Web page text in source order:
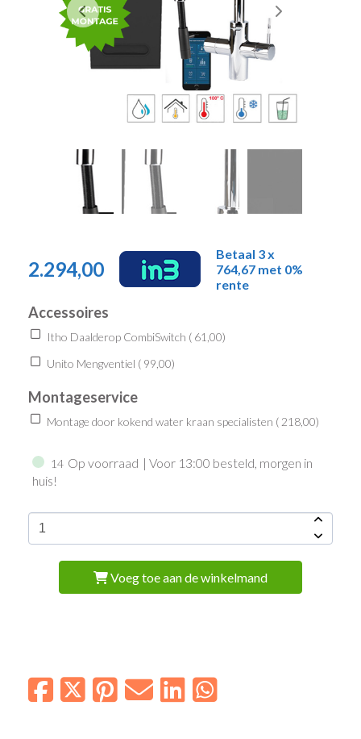
2.294,00
Betaal 3 x
764,67 met 0%
rente
Accessoires
Itho Daalderop CombiSwitch ( 61,00)
Unito Mengventiel ( 99,00)
Montageservice
Montage door kokend water kraan specialisten ( 218,00)
14 Op voorraad | Voor 13:00 besteld, morgen in
huis!
Voeg toe aan de winkelmand